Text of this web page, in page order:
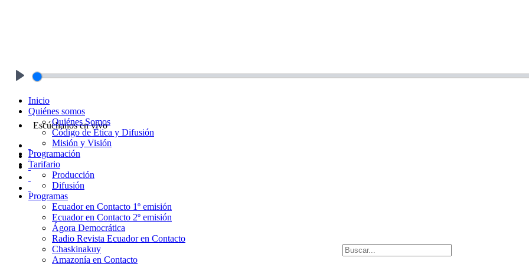
Escúchanos en vivo
Inicio
Quiénes somos
Quiénes Somos
Código de Ética y Difusión
Misión y Visión
Programación
Tarifario
Producción
Difusión
Programas
Ecuador en Contacto 1º emisión
Ecuador en Contacto 2º emisión
Ágora Democrática
Radio Revista Ecuador en Contacto
Chaskinakuy
Amazonía en Contacto